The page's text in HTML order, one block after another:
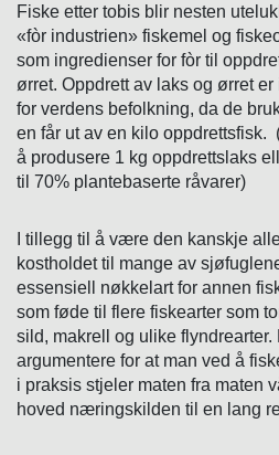
Fiske etter tobis blir nesten
«fòr industrien» fiskemel og
som ingredienser for fòr til
ørret. Oppdrett av laks og ørret
for verdens befolkning, da de
en får ut av en kilo oppdrettsfisk.
å produsere 1 kg oppdrettslaks
til 70% plantebaserte råvarer)
I tillegg til å være den kanskje
kostholdet til mange av
essensiell nøkkelart for annen
som føde til flere fiskearter som
sild, makrell og ulike flyndrearter.
argumentere for at man ved å
i praksis stjeler maten fra maten
hoved næringskilden til en lang